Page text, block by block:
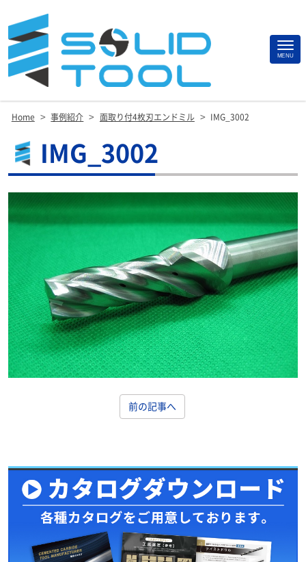
MENU
Home > 事例紹介 > 面取り付4枚刃エンドミル > IMG_3002
IMG_3002
前の記事へ
Site
Footer